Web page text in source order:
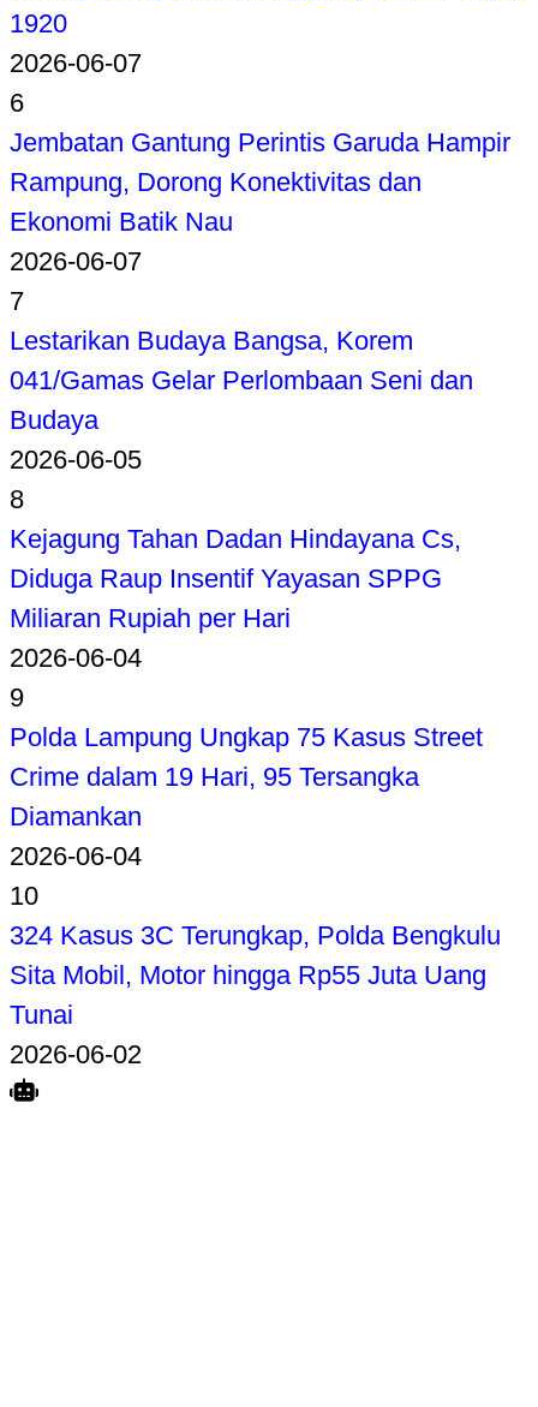
1920
2026-06-07
6
Jembatan Gantung Perintis Garuda Hampir
Rampung, Dorong Konektivitas dan
Ekonomi Batik Nau
2026-06-07
7
Lestarikan Budaya Bangsa, Korem
041/Gamas Gelar Perlombaan Seni dan
Budaya
2026-06-05
8
Kejagung Tahan Dadan Hindayana Cs,
Diduga Raup Insentif Yayasan SPPG
Miliaran Rupiah per Hari
2026-06-04
9
Polda Lampung Ungkap 75 Kasus Street
Crime dalam 19 Hari, 95 Tersangka
Diamankan
2026-06-04
10
324 Kasus 3C Terungkap, Polda Bengkulu
Sita Mobil, Motor hingga Rp55 Juta Uang
Tunai
2026-06-02